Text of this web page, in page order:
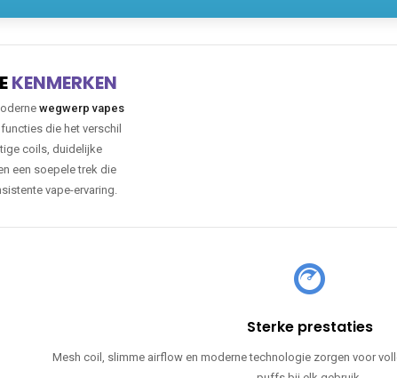
KENMERKEN
wegwerp vapes
die het verschil
coils, duidelijke
een soepele trek die
vape-ervaring.
Sterke prestaties
Mesh coil, slimme airflow en moderne technologie zorgen voor